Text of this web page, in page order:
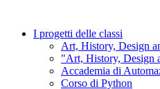
I progetti delle classi
Art, History, Design
"Art, History, Design
Accademia di
Corso di Python